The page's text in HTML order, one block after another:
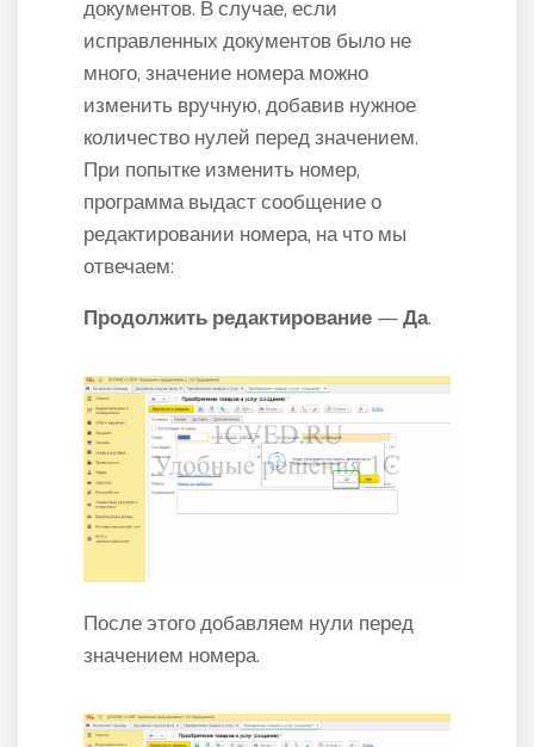
документов. В случае, если
исправленных документов было не
много, значение номера можно
изменить вручную, добавив нужное
количество нулей перед значением.
При попытке изменить номер,
программа выдаст сообщение о
редактировании номера, на что мы
отвечаем:
Продолжить редактирование —Да.
После этого добавляем нули перед
значением номера.